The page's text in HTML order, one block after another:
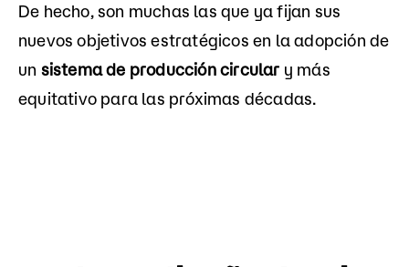
De hecho, son muchas las que ya fijan sus
nuevos objetivos estratégicos en la adopción de
un sistema de producción circular y más
equitativo para las próximas décadas.